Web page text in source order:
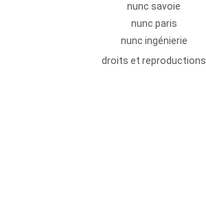
nunc savoie
nunc paris
nunc ingénierie
droits et reproductions